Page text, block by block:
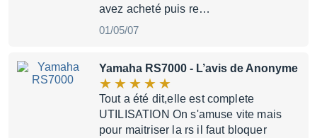
avez acheté puis re…
01/05/07
Yamaha RS7000 - L’avis de Anonyme
Tout a été dit,elle est complete
UTILISATION On s'amuse vite mais
pour maitriser la rs il faut bloquer